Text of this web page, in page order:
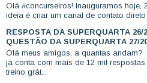
Olá #concurseiros! Inauguramos hoje,
ideia é criar um canal de contato direto
RESPOSTA DA SUPERQUARTA
QUESTÃO DA SUPERQUARTA 27/
Olá meus amigos, a quantas
já conta com mais de 12 mil
treino grát...